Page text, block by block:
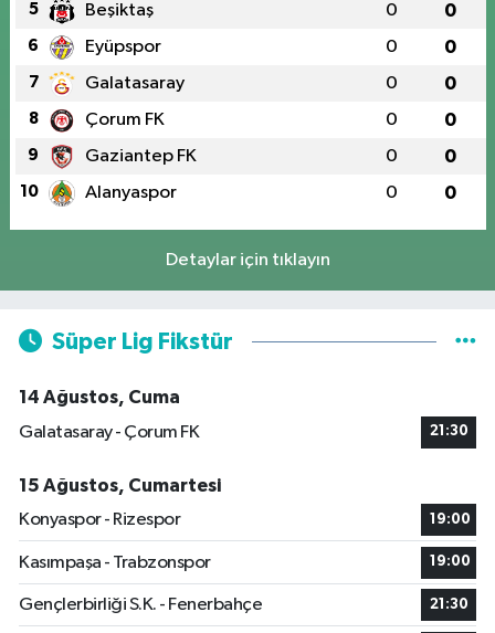
5 Beşiktaş 0 0
6 Eyüpspor 0 0
7 Galatasaray 0 0
8 Çorum FK 0 0
9 Gaziantep FK 0 0
10 Alanyaspor 0 0
Detaylar için tıklayın
Süper Lig Fikstür
14 Ağustos, Cuma
Galatasaray - Çorum FK
21:30
15 Ağustos, Cumartesi
Konyaspor - Rizespor
19:00
Kasımpaşa - Trabzonspor 19:00
Gençlerbirliği S.K. - Fenerbahçe 21:30